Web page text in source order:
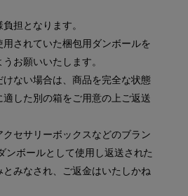
担となります。
されていた梱包用ダンボールを
お願いいたします。
ない場合は、商品を完全な状態
した別の箱をご用意の上ご返送
セサリーボックスなどのブラン
ンボールとして使用し返送された
みなされ、ご返金はいたしかね